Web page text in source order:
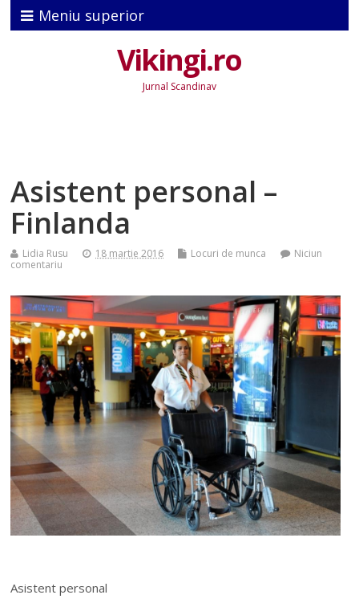
Meniu superior
Vikingi.ro
Jurnal Scandinav
Asistent personal –
Finlanda
Lidia Rusu 18 martie 2016 Locuri de munca
Niciun
comentariu
Asistent personal